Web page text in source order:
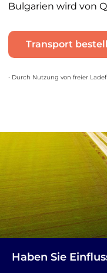
Bulgarien wird von
Transport
• Durch Nutzung von freier
Haben Sie